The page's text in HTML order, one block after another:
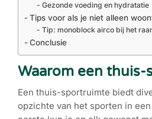
Gezonde voeding en hydratatie
Tips voor als je niet alleen
Tip: monoblock airco bij het
Conclusie
Waarom een
Een thuis-sportruimte biedt
opzichte van het sporten in